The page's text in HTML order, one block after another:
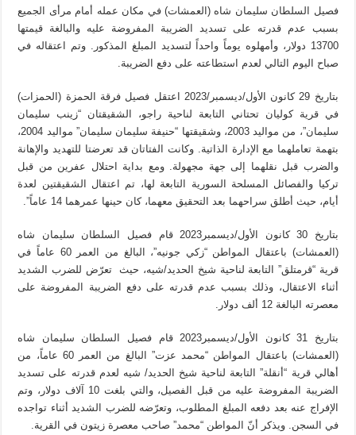
فصيل السلطان سليمان شاه (العمشات) في مكان عمله أمام مرأى الجميع
بسبب عدم قدرته على تسديد الضريبة المفروضة عليه والبالغة قيمتها
13700 دولار، وأمهلوه يوماً واحداً لتسديد المبلغ المذكور. وتم اعتقاله في
صباح اليوم التالي لعدم استطاعته على دفع الضريبة.
بتاريخ 29 كانون الأول/ديسمبر/2023 اعتقل فصيل فرقة الحمزة (الحمزات)
في قرية كوليان تحتاني التابعة لناحية راجو، الشقيقتان “زينب سليمان
سليمان”، من مواليد 2003، وشقيقتها “حنيفة سليمان سليمان” مواليد 2004،
بتهمة تعاملهما مع الإدارة الذاتية. وكانت الفتاتان قد تعرضتا للتهديد والإهانة
والضرب قبل نقلهما إلى جهة مجهولة. ومع بداية احتلال عفرين من قبل
تركيا والفصائل المسلحة السورية التابعة لها، تم اعتقال الشقيقتين لعدة
أيام، حيث أطلق سراحهما بعد التحقيق معهما، كان حينها عمرهما 14 عاماً”.
بتاريخ 30 كانون الأول/ديسمبر2023 قام فصيل السلطان سليمان شاه
(العمشات) باعتقال المواطن “زكي جونيه”، البالغ من العمر 60 عاماً في
قرية “قرمتلق” التابعة لناحية شيخ الحديد/شيه، حيث تعرّض للضرب الشديد
أثناء الاعتقال، وذلك بسبب عدم قدرته على دفع الضريبة المفروضة على
معصرته البالغة 12 ألف دولار.
بتاريخ 31 كانون الأول/ديسمبر2023 قام فصيل السلطان سليمان شاه
(العمشات) باعتقال المواطن “محمد عزت” البالغ من العمر 60 عاماً، من
أهالي قرية “أنقلة” التابعة لناحية شيخ الحديد/ شيه لعدم قدرته على تسديد
الضريبة المفروضة عليه من قبل الفصيل، والتي بلغت 10 آلاف دولار، وتم
الإفراج عنه بعد دفعه المبلغ المطلوب، وتعرّضه للضرب الشديد أثناء تواجده
في السجن. ويذكر أنّ المواطن “محمد” صاحب معصرة زيتون في القرية.